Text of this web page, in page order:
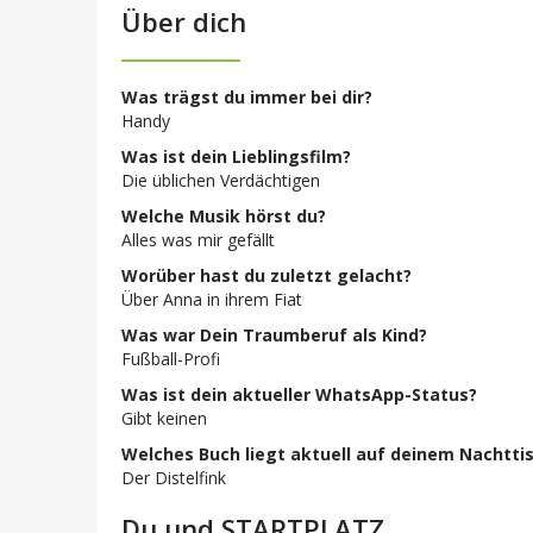
Über dich
Was trägst du immer bei dir?
Handy
Was ist dein Lieblingsfilm?
Die üblichen Verdächtigen
Welche Musik hörst du?
Alles was mir gefällt
Worüber hast du zuletzt gelacht?
Über Anna in ihrem Fiat
Was war Dein Traumberuf als Kind?
Fußball-Profi
Was ist dein aktueller WhatsApp-Status?
Gibt keinen
Welches Buch liegt aktuell auf deinem
Der Distelfink